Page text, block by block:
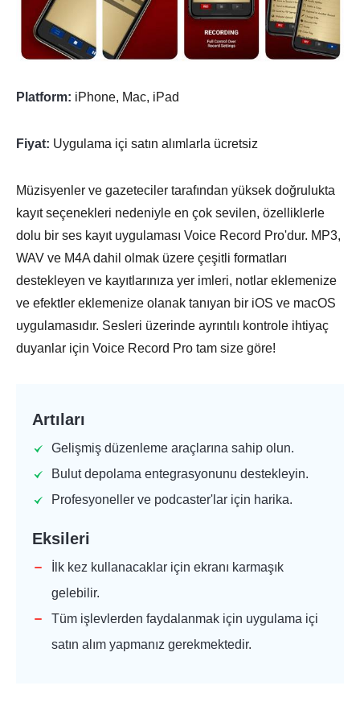
Platform: iPhone, Mac, iPad
Fiyat: Uygulama içi satın alımlarla ücretsiz
Müzisyenler ve gazeteciler tarafından yüksek doğrulukta
kayıt seçenekleri nedeniyle en çok sevilen, özelliklerle
dolu bir ses kayıt uygulaması Voice Record Pro'dur. MP3,
WAV ve M4A dahil olmak üzere çeşitli formatları
destekleyen ve kayıtlarınıza yer imleri, notlar eklemenize
ve efektler eklemenize olanak tanıyan bir iOS ve macOS
uygulamasıdır. Sesleri üzerinde ayrıntılı kontrole ihtiyaç
duyanlar için Voice Record Pro tam size göre!
Artıları
Gelişmiş düzenleme araçlarına sahip olun.
Bulut depolama entegrasyonunu destekleyin.
Profesyoneller ve podcaster'lar için harika.
Eksileri
İlk kez kullanacaklar için ekranı karmaşık
gelebilir.
Tüm işlevlerden faydalanmak için uygulama içi
satın alım yapmanız gerekmektedir.